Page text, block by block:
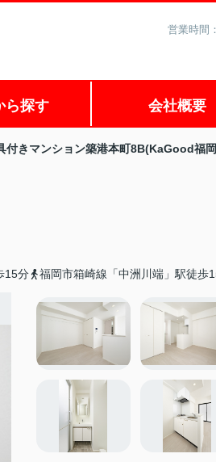
営業時間
ら探す 会社概要
付きマンション築港本町8B(KaGood福
15分 福岡市箱崎線「中洲川端」駅徒歩